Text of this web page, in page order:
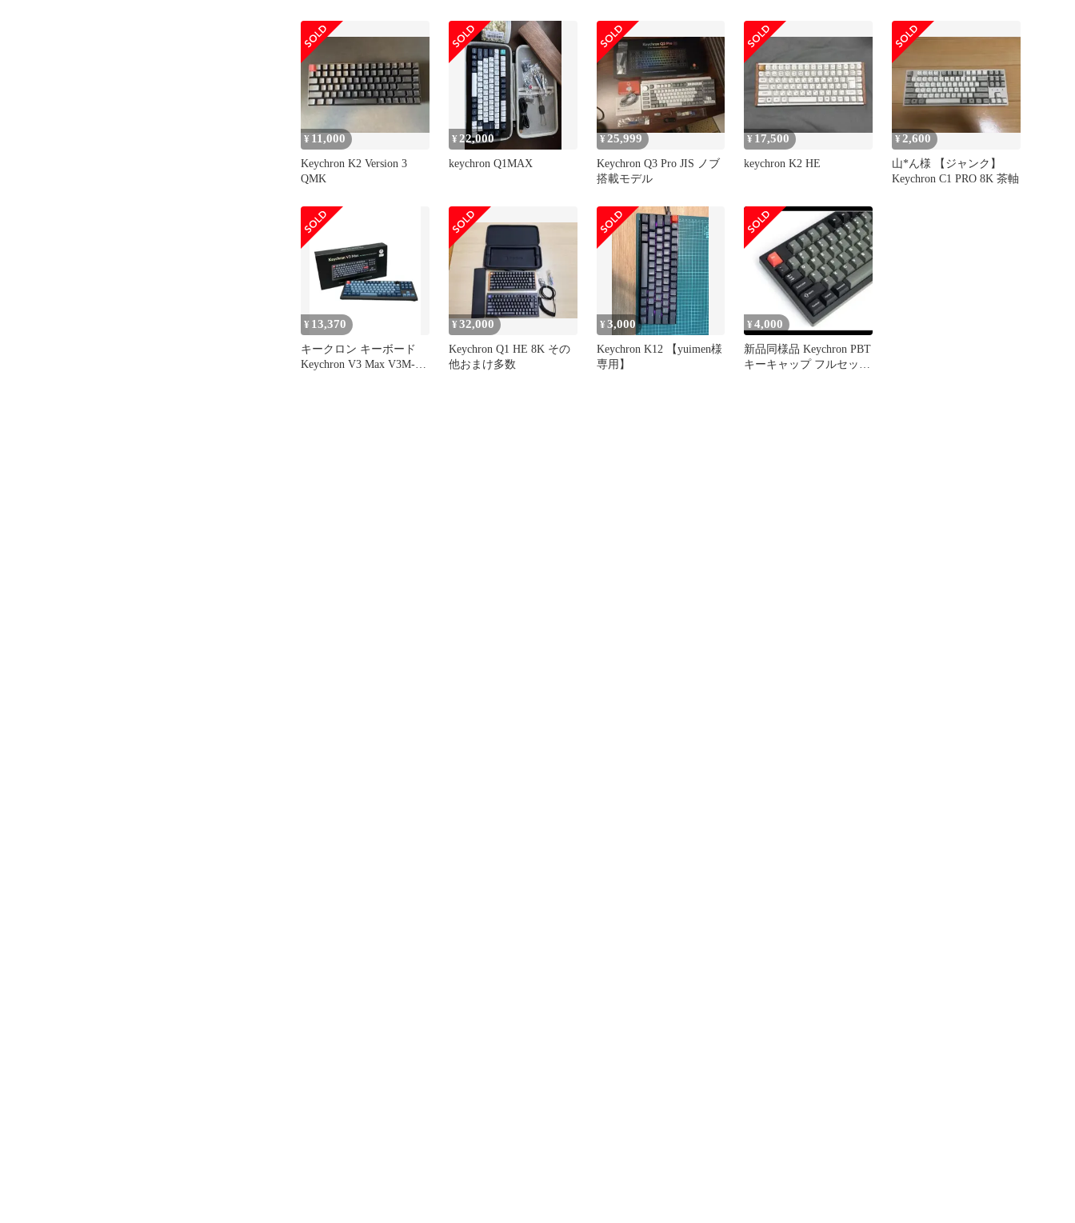
¥ 11,000
Keychron K2 Version 3
QMK
¥ 22,000
keychron Q1MAX
¥ 25,999
Keychron Q3 Pro JIS ノブ
搭載モデル
¥ 17,500
keychron K2 HE
¥ 2,600
山*ん様 【ジャンク】
Keychron C1 PRO 8K 茶軸
¥ 13,370
キークロン キーボード
Keychron V3 Max V3M-
¥32,000
Keychron Q1 HE 8K その
他おまけ多数
¥3,000
Keychron K12 【yuimen様
専用】
¥ 4,000
新品同様品 Keychron PBT
キーキャップ フルセット